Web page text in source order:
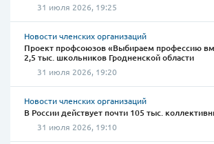
31 июля 2026, 19:25
Новости членских организаций
Проект профсоюзов «Выбираем профессию
2,5 тыс. школьников Гродненской области
31 июля 2026, 19:20
Новости членских организаций
В России действует почти 105 тыс.
31 июля 2026, 19:10